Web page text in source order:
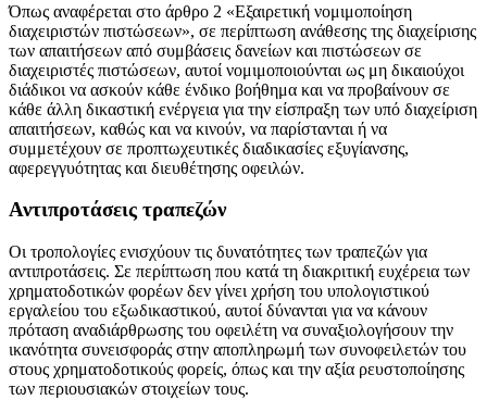
Όπως αναφέρεται στο άρθρο 2 «Εξαιρετική νομιμοποίηση
διαχειριστών πιστώσεων», σε περίπτωση ανάθεσης της διαχείρισης
των απαιτήσεων από συμβάσεις δανείων και πιστώσεων σε
διαχειριστές πιστώσεων, αυτοί νομιμοποιούνται ως μη δικαιούχοι
διάδικοι να ασκούν κάθε ένδικο βοήθημα και να προβαίνουν σε
κάθε άλλη δικαστική ενέργεια για την είσπραξη των υπό διαχείριση
απαιτήσεων, καθώς και να κινούν, να παρίστανται ή να
συμμετέχουν σε προπτωχευτικές διαδικασίες εξυγίανσης,
αφερεγγυότητας και διευθέτησης οφειλών.
Αντιπροτάσεις τραπεζών
Οι τροπολογίες ενισχύουν τις δυνατότητες των τραπεζών για
αντιπροτάσεις. Σε περίπτωση που κατά τη διακριτική ευχέρεια των
χρηματοδοτικών φορέων δεν γίνει χρήση του υπολογιστικού
εργαλείου του εξωδικαστικού, αυτοί δύνανται για να κάνουν
πρόταση αναδιάρθρωσης του οφειλέτη να συναξιολογήσουν την
ικανότητα συνεισφοράς στην αποπληρωμή των συνοφειλετών του
στους χρηματοδοτικούς φορείς, όπως και την αξία ρευστοποίησης
των περιουσιακών στοιχείων τους.